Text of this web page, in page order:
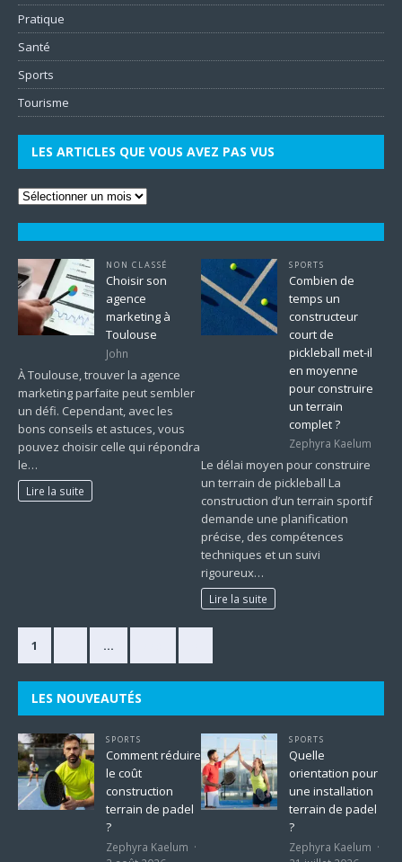
Pratique
Santé
Sports
Tourisme
LES ARTICLES QUE VOUS AVEZ PAS VUS
NON CLASSÉ
Choisir son
agence
marketing à
Toulouse
John
À Toulouse, trouver la agence
marketing parfaite peut sembler
un défi. Cependant, avec les
bons conseils et astuces, vous
pouvez choisir celle qui répondra
le…
Lire la suite
SPORTS
Combien de
temps un
constructeur
court de
pickleball met-il
en moyenne
pour construire
un terrain
complet ?
Zephyra Kaelum
Le délai moyen pour construire
un terrain de pickleball La
construction d’un terrain sportif
demande une planification
précise, des compétences
techniques et un suivi
rigoureux…
Lire la suite
1 …
LES NOUVEAUTÉS
SPORTS
Comment réduire
le coût
construction
terrain de padel
?
Zephyra Kaelum
SPORTS
Quelle
orientation pour
une installation
terrain de padel
?
Zephyra Kaelum